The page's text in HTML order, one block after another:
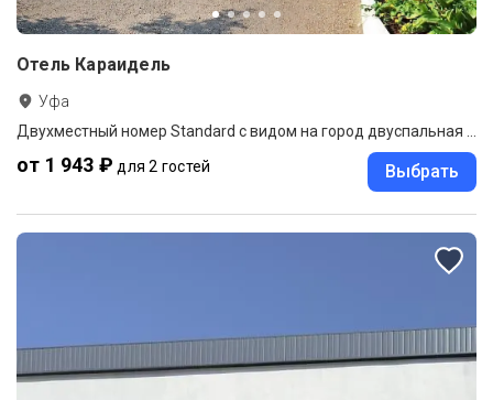
Отель Караидель
Уфа
от 1 943 ₽ для 2 гостей Выбрать